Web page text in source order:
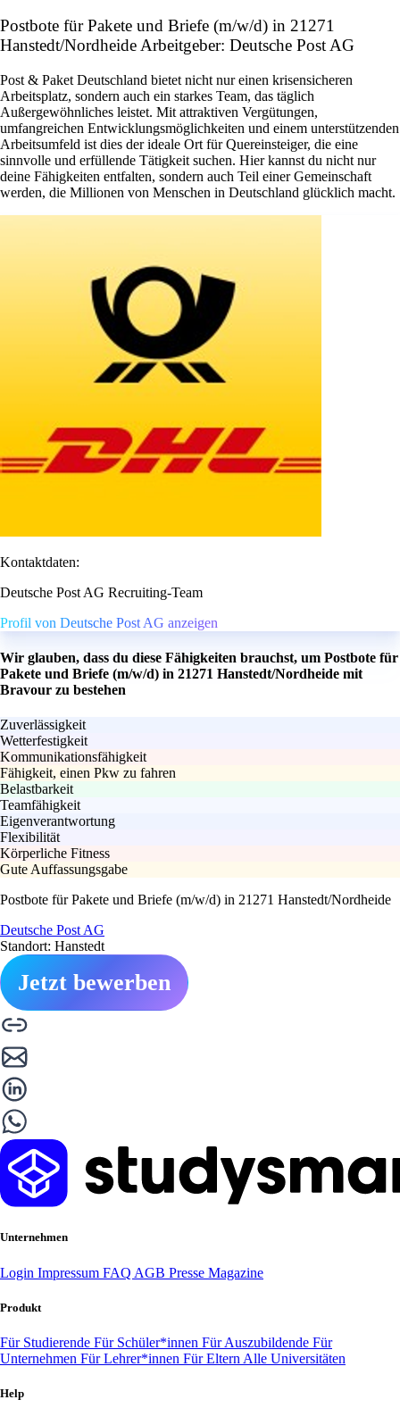
Postbote für Pakete und Briefe (m/w/d) in 21271
Hanstedt/Nordheide Arbeitgeber: Deutsche Post AG
Post & Paket Deutschland bietet nicht nur einen krisensicheren
Arbeitsplatz, sondern auch ein starkes Team, das täglich
Außergewöhnliches leistet. Mit attraktiven Vergütungen,
umfangreichen Entwicklungsmöglichkeiten und einem unterstützenden
Arbeitsumfeld ist dies der ideale Ort für Quereinsteiger, die eine
sinnvolle und erfüllende Tätigkeit suchen. Hier kannst du nicht nur
deine Fähigkeiten entfalten, sondern auch Teil einer Gemeinschaft
werden, die Millionen von Menschen in Deutschland glücklich macht.
Kontaktdaten:
Deutsche Post AG Recruiting-Team
Profil von Deutsche Post AG anzeigen
Wir glauben, dass du diese Fähigkeiten brauchst, um Postbote für
Pakete und Briefe (m/w/d) in 21271 Hanstedt/Nordheide mit
Bravour zu bestehen
Zuverlässigkeit
Wetterfestigkeit
Kommunikationsfähigkeit
Fähigkeit, einen Pkw zu fahren
Belastbarkeit
Teamfähigkeit
Eigenverantwortung
Flexibilität
Körperliche Fitness
Gute Auffassungsgabe
Postbote für Pakete und Briefe (m/w/d) in 21271 Hanstedt/Nordheide
Deutsche Post AG
Standort: Hanstedt
Jetzt bewerben
Unternehmen
Login Impressum FAQ AGB Presse Magazine
Produkt
Für Studierende Für Schüler*innen Für Auszubildende Für
Unternehmen Für Lehrer*innen Für Eltern Alle Universitäten
Help